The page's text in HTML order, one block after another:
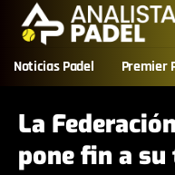
Noticias Padel Premier
La
pone fin a